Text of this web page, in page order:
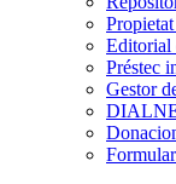
Editorial
Préstec
Gestor